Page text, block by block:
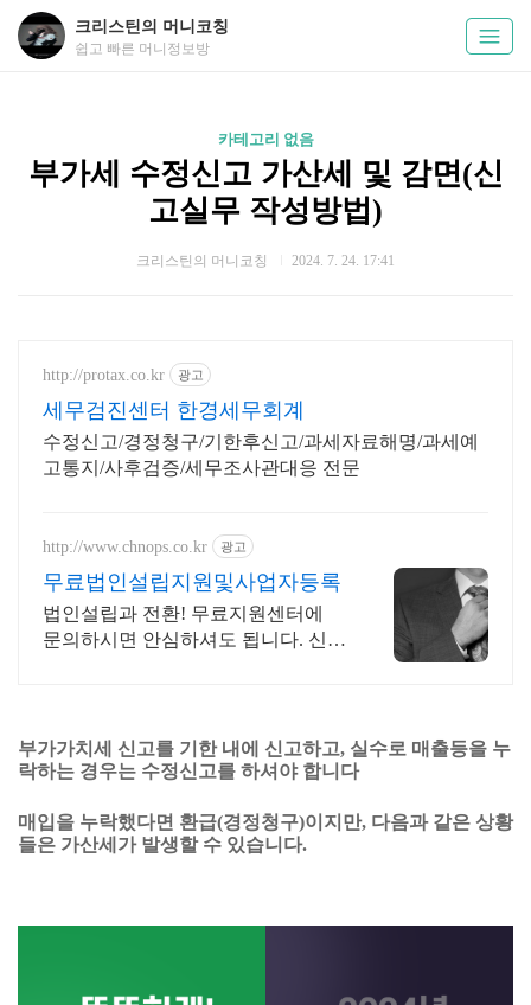
크리스틴의 머니코칭
쉽고 빠른 머니정보방
카테고리 없음
부가세 수정신고 가산세 및 감면(신
고실무 작성방법)
크리스틴의 머니코칭 2024. 7. 24. 17:41
http://protax.co.kr 광고
세무검진센터 한경세무회계
수정신고/경정청구/기한후신고/과세자료해명/과세예
고통지/사후검증/세무조사관대응 전문
http://www.chnops.co.kr 광고
무료법인설립지원및사업자등록
법인설립과 전환! 무료지원센터에
문의하시면 안심하셔도 됩니다. 신속
부가가치세 신고를 기한 내에 신고하고, 실수로 매출등을 누
락하는 경우는 수정신고를 하셔야 합니다
매입을 누락했다면 환급(경정청구)이지만, 다음과 같은 상황
들은 가산세가 발생할 수 있습니다.